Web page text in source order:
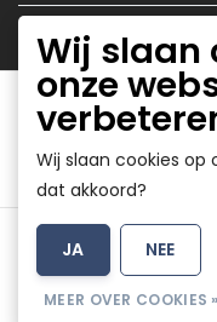
KLANTENSERVICE
Algemene
Wij slaan
onze
Wij slaan cookies op
dat akkoord?
JA NEE
MEER OVER COOKIES »